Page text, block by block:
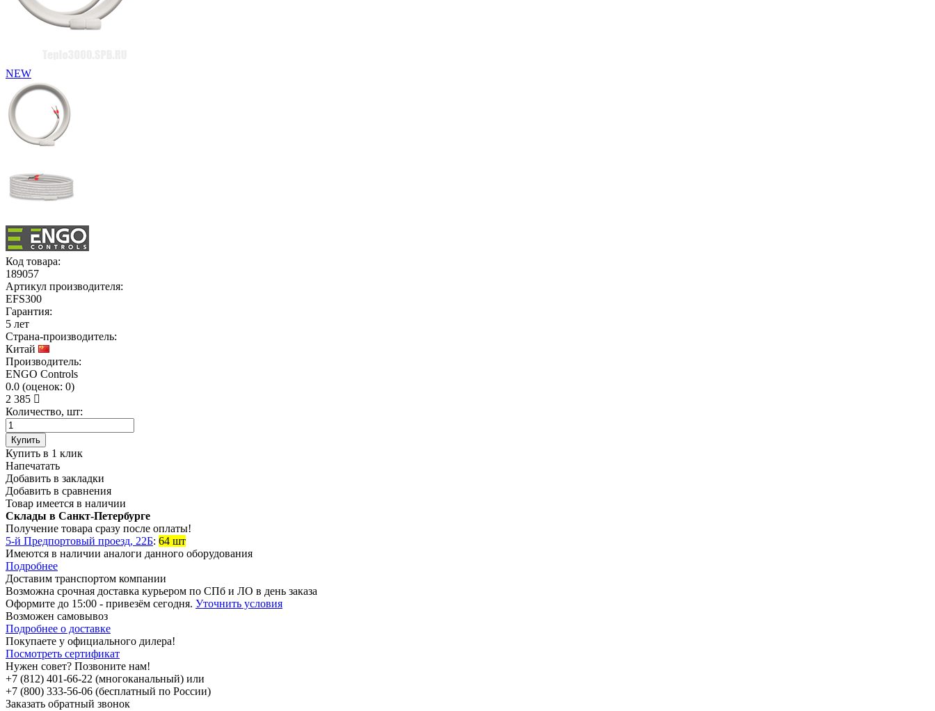
NEW
Код товара:
189057
Артикул производителя:
EFS300
Гарантия:
5 лет
Страна-производитель:
Китай
Производитель:
ENGO Controls
0.0 (оценок: 0)
2 385
Количество, шт:
Купить
Купить в 1 клик
Напечатать
Добавить в закладки
Добавить в сравнения
Товар имеется в наличии
Склады в Санкт-Петербурге
Получение товара сразу после оплаты!
5-й Предпортовый проезд, 22Б: 64 шт
Имеются в наличии аналоги данного оборудования
Подробнее
Доставим транспортом компании
Возможна срочная доставка курьером по СПб и ЛО в день заказа
Оформите до 15:00 - привезём сегодня. Уточнить условия
Возможен самовывоз
Подробнее о доставке
Покупаете у официального дилера!
Посмотреть сертификат
Нужен совет? Позвоните нам!
+7 (812) 401-66-22 (многоканальный) или
+7 (800) 333-56-06 (бесплатный по России)
Заказать обратный звонок